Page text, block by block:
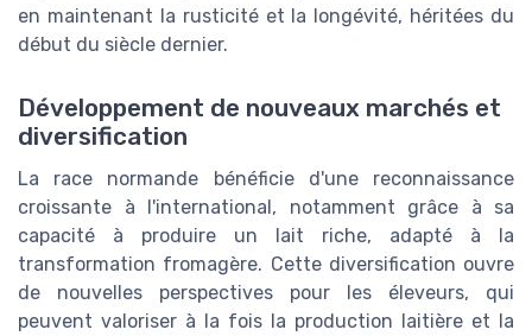
en maintenant la rusticité et la longévité, héritées du
début du siècle dernier.
Développement de nouveaux marchés et
diversification
La race normande bénéficie d'une reconnaissance
croissante à l'international, notamment grâce à sa
capacité à produire un lait riche, adapté à la
transformation fromagère. Cette diversification ouvre
de nouvelles perspectives pour les éleveurs, qui
peuvent valoriser à la fois la production laitière et la